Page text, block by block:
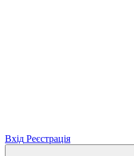
Вхід Реєстрація